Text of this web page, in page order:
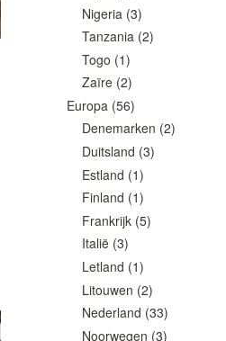
Nigeria (3)
Tanzania (2)
Togo (1)
Zaïre (2)
Europa (56)
Denemarken (2)
Duitsland (3)
Estland (1)
Finland (1)
Frankrijk (5)
Italië (3)
Letland (1)
Litouwen (2)
Nederland (33)
Noorwegen (3)